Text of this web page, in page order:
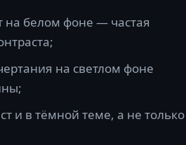
на белом фоне — частая
на светлом фоне
и в тёмной теме, а не только